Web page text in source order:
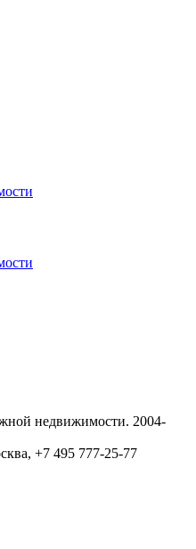
недвижимости. 2004-
+7 495 777-25-77